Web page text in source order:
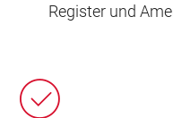
Register und